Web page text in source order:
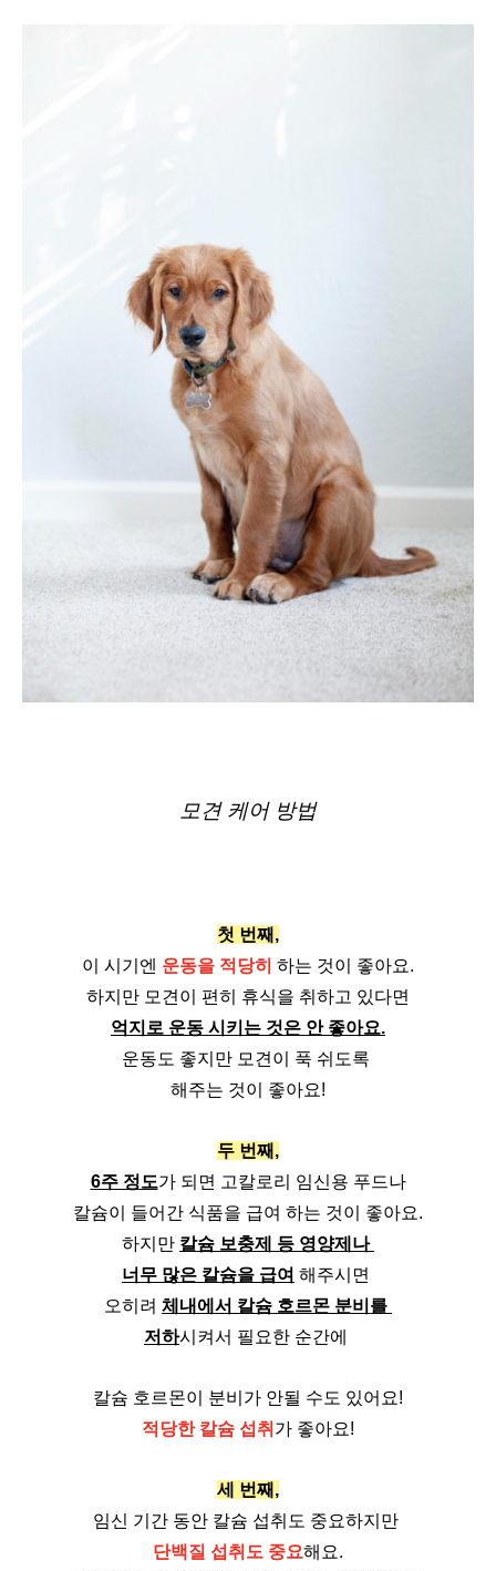
모견 케어 방법
첫 번째,
이 시기엔 운동을 적당히 하는 것이 좋아요.
하지만 모견이 편히 휴식을 취하고 있다면
억지로 운동 시키는 것은 안 좋아요.
운동도 좋지만 모견이 푹 쉬도록
해주는 것이 좋아요!
두 번째,
6주 정도가 되면 고칼로리 임신용 푸드나
칼슘이 들어간 식품을 급여 하는 것이 좋아요.
하지만 칼슘 보충제 등 영양제나
너무 많은 칼슘을 급여 해주시면
오히려 체내에서 칼슘 호르몬 분비를
저하시켜서 필요한 순간에
칼슘 호르몬이 분비가 안될 수도 있어요!
적당한 칼슘 섭취 가 좋아요!
세 번째,
임신 기간 동안 칼슘 섭취도 중요하지만
단백질 섭취도 중요해요.